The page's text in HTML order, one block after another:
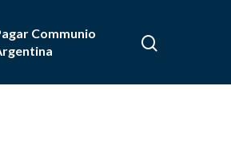
Communio